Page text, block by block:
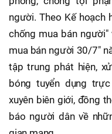
người. Theo Kế hoạch
chống mua bán người"
mua bán người 30/7"
tập trung phát hiện,
bóng tuyển dụng
xuyên biên giới, đồng
báo người dân về